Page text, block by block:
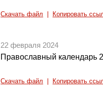
Скачать файл Копировать
22 февраля 2024
Православный календарь
Скачать файл Копировать